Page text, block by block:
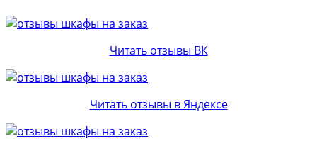
Читать отзывы ВК
Читать отзывы в Яндексе